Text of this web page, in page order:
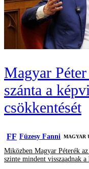
Magyar
szánta a
csökkentését
FF Füzesy Fanni MAGYAR
Miközben Magyar Péterék
szinte mindent visszaadnak